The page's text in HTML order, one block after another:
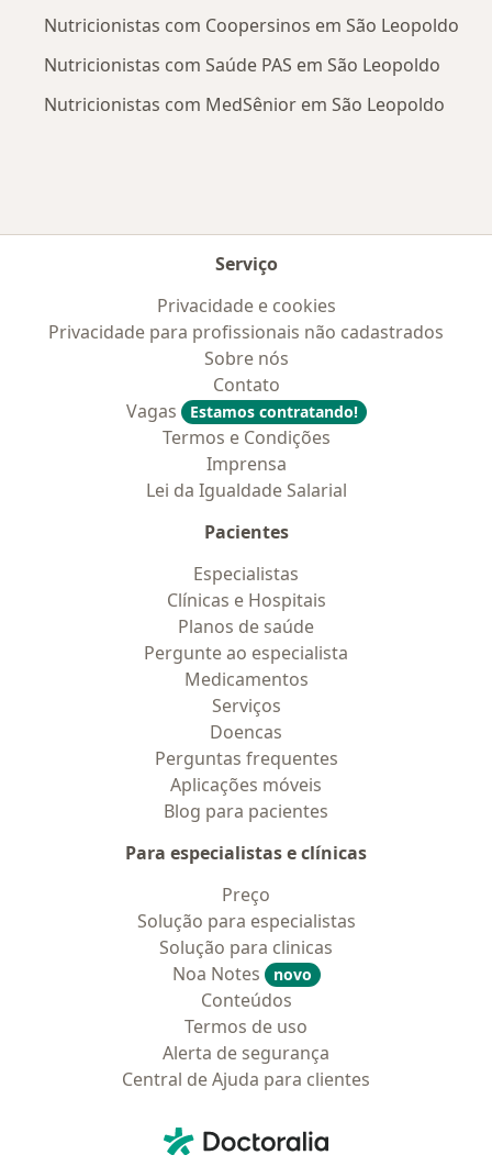
Nutricionistas com Coopersinos em São Leopoldo
Nutricionistas com Saúde PAS em São Leopoldo
Nutricionistas com MedSênior em São Leopoldo
Serviço
Privacidade e cookies
Privacidade para profissionais não cadastrados
Sobre nós
Contato
Vagas
Estamos contratando!
Termos e Condições
Imprensa
Lei da Igualdade Salarial
Pacientes
Especialistas
Clínicas e Hospitais
Planos de saúde
Pergunte ao especialista
Medicamentos
Serviços
Doencas
Perguntas frequentes
Aplicações móveis
Blog para pacientes
Para especialistas e clínicas
Preço
Solução para especialistas
Solução para clinicas
Noa Notes
novo
Conteúdos
Termos de uso
Alerta de segurança
Central de Ajuda para clientes
Doctoralia - Homepage